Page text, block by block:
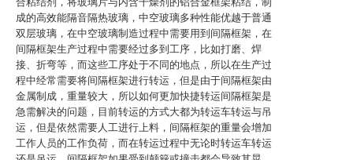
成的高效能隔音隔热玻璃，中空玻璃多种性能优越于普通
双层玻璃，在中空玻璃制造过程中需要用到间隔框架，在
间隔框架生产过程中需要经过多到工序，比如打磨、焊
接、折弯等，而这些工序处于不同的地点，所以在生产过
程中经常需要将间隔框架进行转运，但是由于间隔框架由
金属制成，重量较大，所以如何更加快捷转运间隔框架是
急需解决的问题，目前转运的方式大都为转运车转运与吊
运，但是依然需要人工进行上料，间隔框架的重量会增加
工作人员的工作负荷，而在转运过程中无论时转运车转运